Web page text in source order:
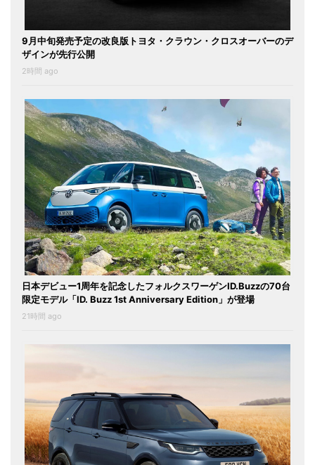
9月中旬発売予定の改良版トヨタ・クラウン・クロスオーバーのデ
ザインが先行公開
2時間 ago
日本デビュー1周年を記念したフォルクスワーゲンID.Buzzの70台
限定モデル「ID. Buzz 1st Anniversary Edition」が登場
21時間 ago